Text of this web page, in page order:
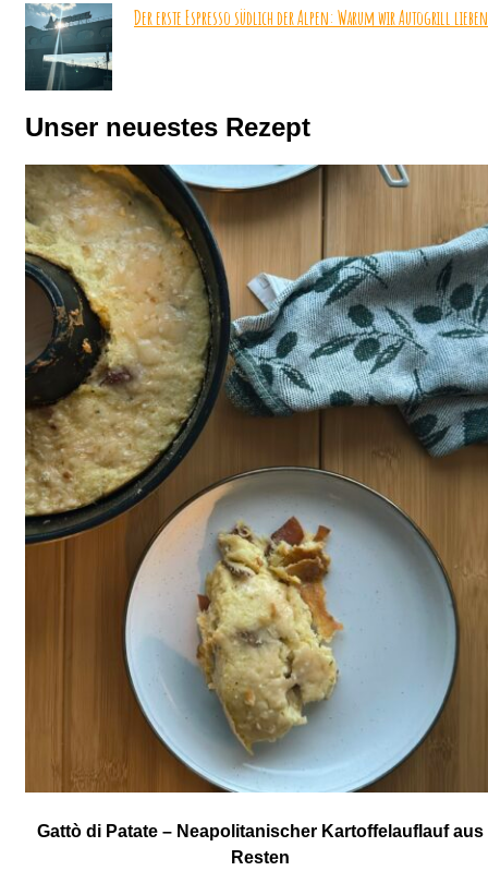
Der erste Espresso südlich der Alpen: Warum wir Autogrill lieben
Unser neuestes Rezept
Gattò di Patate – Neapolitanischer Kartoffelauflauf aus
Resten